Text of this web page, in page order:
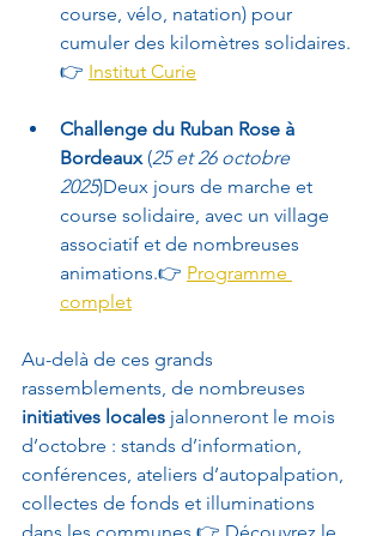
course, vélo, natation) pour
cumuler des kilomètres solidaires.
👉 Institut Curie
Challenge du Ruban Rose à
Bordeaux (25 et 26 octobre
2025)Deux jours de marche et
course solidaire, avec un village
associatif et de nombreuses
animations.👉 Programme
complet
Au-delà de ces grands
rassemblements, de nombreuses
initiatives locales jalonneront le mois
d’octobre : stands d’information,
conférences, ateliers d’autopalpation,
collectes de fonds et illuminations
dans les communes.👉 Découvrez le